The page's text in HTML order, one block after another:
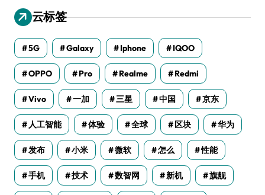
云标签
5G Galaxy Iphone IQOO
OPPO Pro Realme Redmi
Vivo 一加 三星 中国 京东
人工智能 体验 全球 区块 华为
发布 小米 微软 怎么 性能
手机 技术 数智网 新机 旗舰